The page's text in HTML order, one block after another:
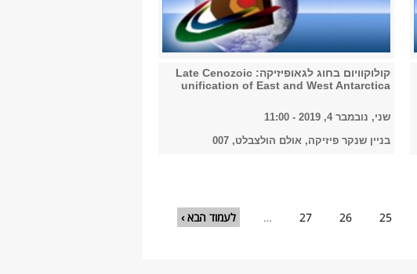
קולוקוויום בחוג לגאופיזיקה: Late Cenozoic
unification of East and West Antarctica
שני, נובמבר 4, 2019 - 11:00
בניין שנקר פיזיקה, אולם הולצבלט, 007
25
26
27
…
לעמוד הבא ›